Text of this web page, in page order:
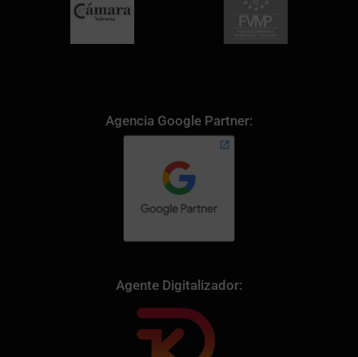
Agencia Google Partner:
Agente Digitalizador: